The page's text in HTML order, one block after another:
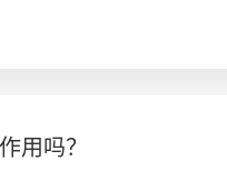
用吗？